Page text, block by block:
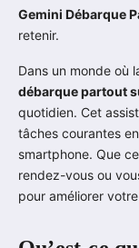
Gemini Débarque
retenir.
Dans un monde où
débarque partout
quotidien. Cet
tâches courantes
smartphone. Que
rendez-vous ou
pour améliorer